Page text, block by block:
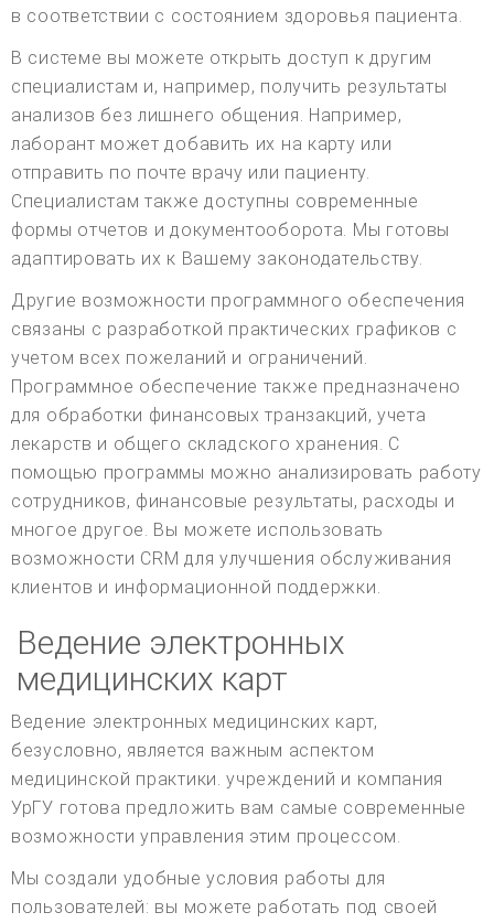
в соответствии с состоянием здоровья пациента.
В системе вы можете открыть доступ к другим
специалистам и, например, получить результаты
анализов без лишнего общения. Например,
лаборант может добавить их на карту или
отправить по почте врачу или пациенту.
Специалистам также доступны современные
формы отчетов и документооборота. Мы готовы
адаптировать их к Вашему законодательству.
Другие возможности программного обеспечения
связаны с разработкой практических графиков с
учетом всех пожеланий и ограничений.
Программное обеспечение также предназначено
для обработки финансовых транзакций, учета
лекарств и общего складского хранения. С
помощью программы можно анализировать работу
сотрудников, финансовые результаты, расходы и
многое другое. Вы можете использовать
возможности CRM для улучшения обслуживания
клиентов и информационной поддержки.
Ведение электронных
медицинских карт
Ведение электронных медицинских карт,
безусловно, является важным аспектом
медицинской практики. учреждений и компания
УрГУ готова предложить вам самые современные
возможности управления этим процессом.
Мы создали удобные условия работы для
пользователей: вы можете работать под своей